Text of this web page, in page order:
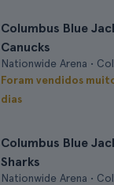
Columbus Blue
Canucks
Nationwide Arena •
Foram vendidos
dias
Columbus Blue
Sharks
Nationwide Arena •